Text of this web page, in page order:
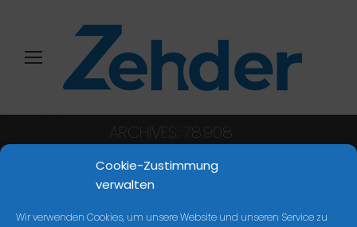
Cookie-Zustimmung
verwalten
Wir verwenden Cookies, um unsere Website und unseren Service zu
ARCHIVES: 78.908
Sie befinden sich hier:
Start